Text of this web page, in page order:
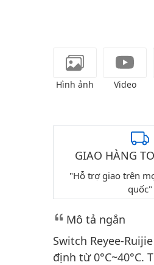
Hình ảnh Video
GIAO HÀNG
"Hỗ trợ giao trên
quốc"
Mô tả ngắn
Switch Reyee-
định từ